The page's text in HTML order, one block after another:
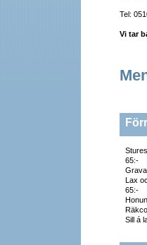
Tel:
Vi tar
65:-
Lax
65:-
Sill á